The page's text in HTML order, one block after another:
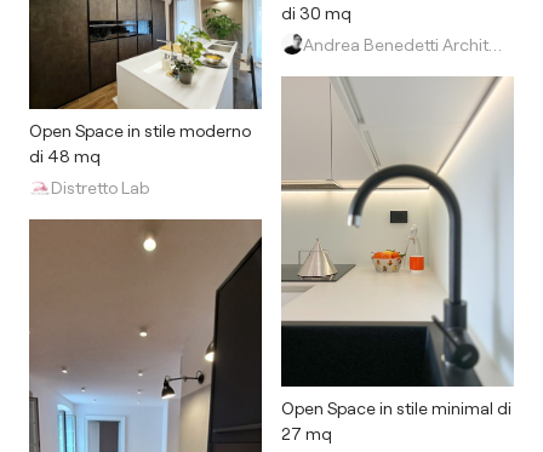
Open Space in stile moderno
di 48 mq
Distretto Lab
di 30 mq
Open Space in stile minimal di
27 mq